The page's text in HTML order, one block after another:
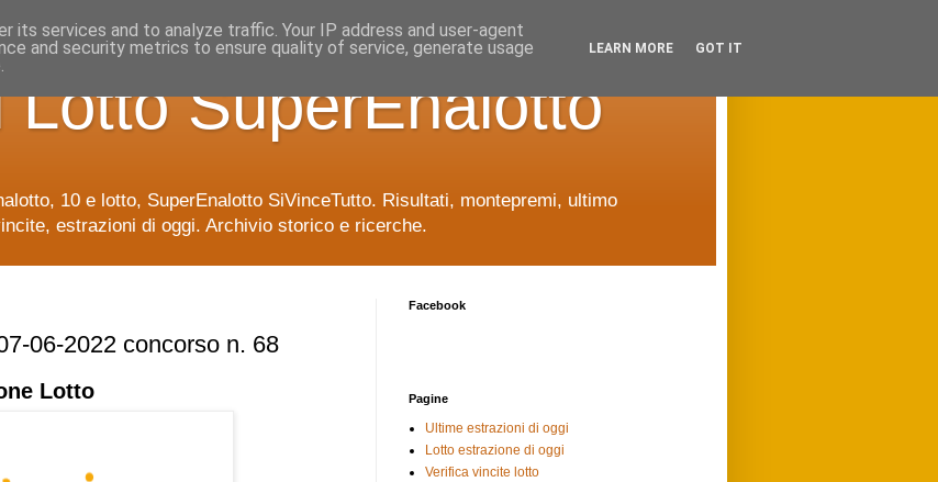
Lotto SuperEnalotto
10 e lotto, SuperEnalotto SiVinceTutto. Risultati, montepremi, ultimo
estrazioni di oggi. Archivio storico e ricerche.
06-2022 concorso n. 68
Lotto
Facebook
Pagine
Ultime estrazioni di oggi
Lotto estrazione di oggi
Verifica vincite lotto
its services and to analyze traffic. Your IP address and user-agent
and security metrics to ensure quality of service, generate usage
LEARN MORE GOT IT